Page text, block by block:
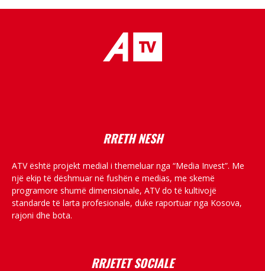
RRETH NESH
ATV është projekt medial i themeluar nga “Media Invest”. Me
një ekip të dëshmuar në fushën e medias, me skemë
programore shumë dimensionale, ATV do të kultivojë
standarde të larta profesionale, duke raportuar nga Kosova,
rajoni dhe bota.
RRJETET SOCIALE